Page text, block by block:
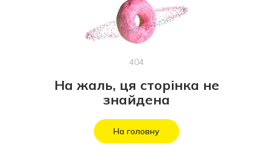
404
На жаль, ця сторінка не
знайдена
На головну